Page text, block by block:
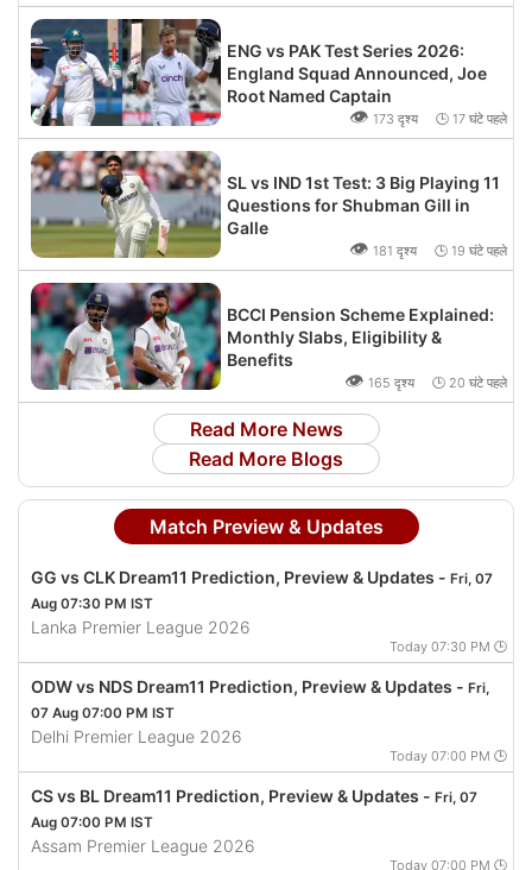
ENG vs PAK Test Series 2026:
England Squad Announced, Joe
Root Named Captain
👁 173 दृश्य 🕒 17 घंटे पहले
SL vs IND 1st Test: 3 Big Playing 11
Questions for Shubman Gill in
Galle
👁 181 दृश्य 🕒 19 घंटे पहले
BCCI Pension Scheme Explained:
Monthly Slabs, Eligibility &
Benefits
👁 165 दृश्य 🕒 20 घंटे पहले
Read More News
Read More Blogs
Match Preview & Updates
GG vs CLK Dream11 Prediction, Preview & Updates - Fri, 07
Aug 07:30 PM IST
Lanka Premier League 2026
Today 07:30 PM 🕒
ODW vs NDS Dream11 Prediction, Preview & Updates - Fri,
07 Aug 07:00 PM IST
Delhi Premier League 2026
Today 07:00 PM 🕒
CS vs BL Dream11 Prediction, Preview & Updates - Fri, 07
Aug 07:00 PM IST
Assam Premier League 2026
Today 07:00 PM 🕒